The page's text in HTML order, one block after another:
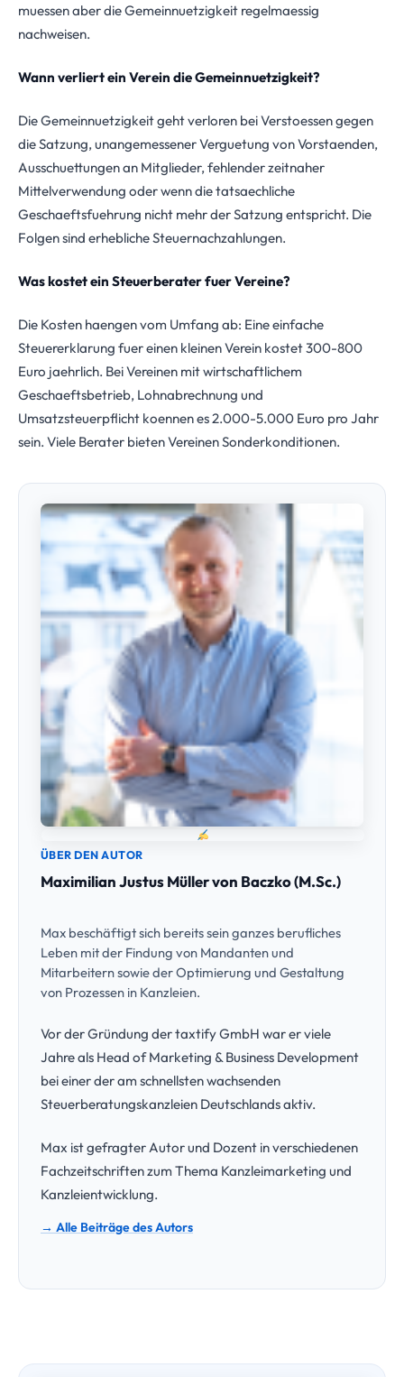
muessen aber die Gemeinnuetzigkeit regelmaessig
nachweisen.
Wann verliert ein Verein die Gemeinnuetzigkeit?
Die Gemeinnuetzigkeit geht verloren bei Verstoessen gegen
die Satzung, unangemessener Verguetung von Vorstaenden,
Ausschuettungen an Mitglieder, fehlender zeitnaher
Mittelverwendung oder wenn die tatsaechliche
Geschaeftsfuehrung nicht mehr der Satzung entspricht. Die
Folgen sind erhebliche Steuernachzahlungen.
Was kostet ein Steuerberater fuer Vereine?
Die Kosten haengen vom Umfang ab: Eine einfache
Steuererklarung fuer einen kleinen Verein kostet 300-800
Euro jaehrlich. Bei Vereinen mit wirtschaftlichem
Geschaeftsbetrieb, Lohnabrechnung und
Umsatzsteuerpflicht koennen es 2.000-5.000 Euro pro Jahr
sein. Viele Berater bieten Vereinen Sonderkonditionen.
ÜBER DEN AUTOR
Maximilian Justus Müller von Baczko (M.Sc.)
Max beschäftigt sich bereits sein ganzes berufliches
Leben mit der Findung von Mandanten und
Mitarbeitern sowie der Optimierung und Gestaltung
von Prozessen in Kanzleien.
Vor der Gründung der taxtify GmbH war er viele
Jahre als Head of Marketing & Business Development
bei einer der am schnellsten wachsenden
Steuerberatungskanzleien Deutschlands aktiv.
Max ist gefragter Autor und Dozent in verschiedenen
Fachzeitschriften zum Thema Kanzleimarketing und
Kanzleientwicklung.
→ Alle Beiträge des Autors